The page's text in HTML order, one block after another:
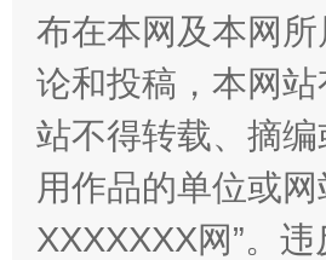
布在本网及本网
论和投稿，本网
站不得转载、摘
用作品的单位或
XXXXXXX网”。